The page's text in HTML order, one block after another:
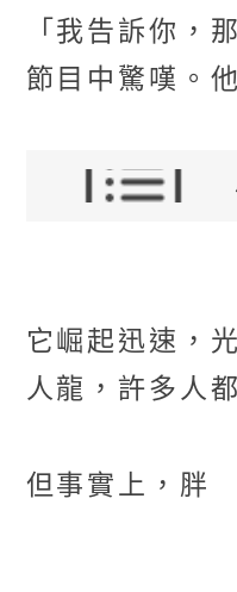
「我告訴你，
節目中驚嘆。
它崛起迅速，
人龍，許多人
但事實上，胖